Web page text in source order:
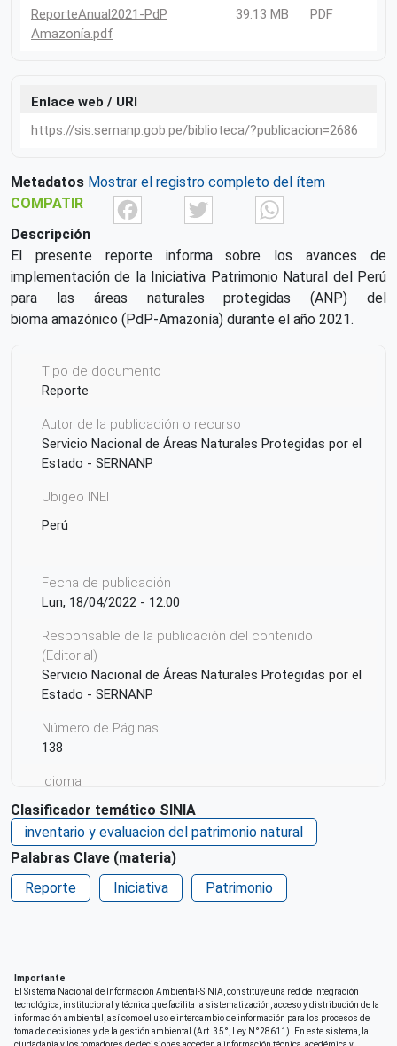
ReporteAnual2021-PdP
Amazonía.pdf
39.13 MB PDF
Enlace web / URI
https://sis.sernanp.gob.pe/biblioteca/?publicacion=2686
Metadatos Mostrar el registro completo del ítem
COMPATIR
FacebookTwitter
Descripción
El presente reporte informa sobre los avances de
implementación de la Iniciativa Patrimonio Natural del Perú
para las áreas naturales protegidas (ANP) del
bioma amazónico (PdP-Amazonía) durante el año 2021.
Tipo de documento
Reporte
Autor de la publicación o recurso
Servicio Nacional de Áreas Naturales Protegidas por el
Estado - SERNANP
Ubigeo INEI
Perú
Fecha de publicación
Lun, 18/04/2022 - 12:00
Responsable de la publicación del contenido
(Editorial)
Servicio Nacional de Áreas Naturales Protegidas por el
Estado - SERNANP
Número de Páginas
138
Idioma
Español
Ciudad de Origen
Lima
País de origen de la Publicación o Recurso
Perú
Patrocinio
Fondo Nacional para Áreas Naturales Protegidas por el
Estado - PROFONANPE
Clasificador temático SINIA
inventario y evaluacion del patrimonio natural
Palabras Clave (materia)
Reporte
Iniciativa Patrimonio
Importante
El Sistema Nacional de Información Ambiental-SINIA, constituye una red de integración
tecnológica, institucional y técnica que facilita la sistematización, acceso y distribución de la
información ambiental, así como el uso e intercambio de información para los procesos de
toma de decisiones y de la gestión ambiental (Art. 35°, Ley N°28611). En este sistema, la